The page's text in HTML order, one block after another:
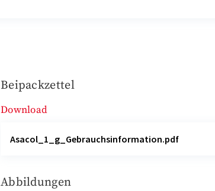
Beipackzettel
Download
Asacol_1_g_Gebrauchsinformation.pdf
Abbildungen